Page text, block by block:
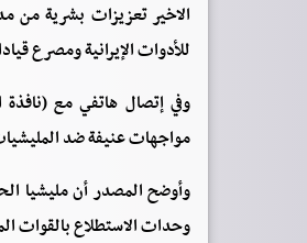
الاخير تعزيزات بشرية من
للأدوات الإيرانية ومصرع
وفي إتصال هاتفي مع
مواجهات عنيفة ضد
وأوضح المصدر أن مليشيا
وحدات الاستطلاع بالقوات